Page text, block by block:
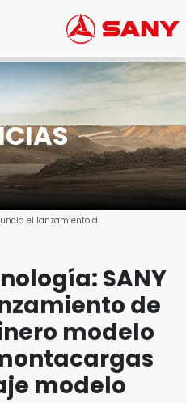
Calidad y tecnología: SANY anuncia el lanzamiento de su camión minero modelo SKT015S y el montacargas de alto tonelaje modelo SPC300C2
SANY
de
modelo
modelo